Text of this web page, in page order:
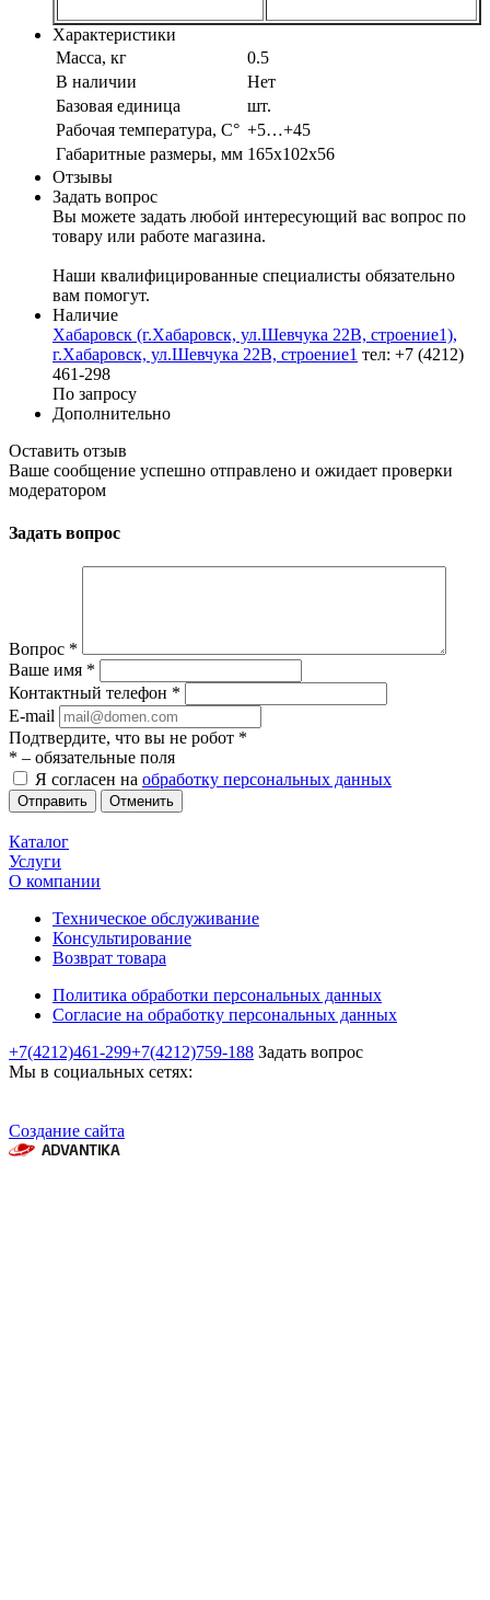
Характеристики
Масса, кг
0.5
В наличии
Нет
Базовая единица
шт.
Рабочая температура, С° +5…+45
Габаритные размеры, мм 165х102х56
Отзывы
Задать вопрос
Вы можете задать любой интересующий вас вопрос по
товару или работе магазина.
Наши квалифицированные специалисты обязательно
вам помогут.
Наличие
Хабаровск (г.Хабаровск, ул.Шевчука 22В, строение1),
г.Хабаровск, ул.Шевчука 22В, строение1 тел: +7 (4212)
461-298
По запросу
Дополнительно
Оставить отзыв
Ваше сообщение успешно отправлено и ожидает проверки
модератором
Задать вопрос
Вопрос *
Ваше имя *
Контактный телефон *
E-mail
Подтвердите, что вы не робот *
* – обязательные поля
Я согласен на обработку персональных данных
Отменить
Каталог
Услуги
О компании
Техническое обслуживание
Консультирование
Возврат товара
Политика обработки персональных данных
Согласие на обработку персональных данных
+7(4212)461-299+7(4212)759-188 Задать вопрос
Мы в социальных сетях:
Создание сайта